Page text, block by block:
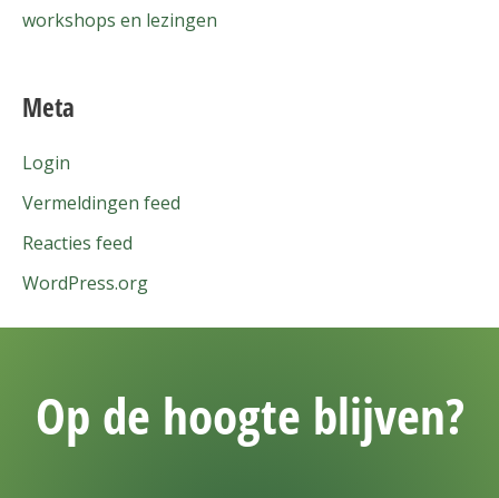
workshops en lezingen
Meta
Login
Vermeldingen feed
Reacties feed
WordPress.org
Op de hoogte blijven?